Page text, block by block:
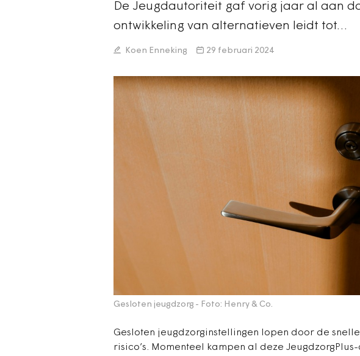
De Jeugdautoriteit gaf vorig jaar al aan
ontwikkeling van alternatieven leidt tot…
Koen Enneking 29 februari 2024
Gesloten jeugdzorg - Foto: Henry & Co.
Gesloten jeugdzorginstellingen lopen door de
risico’s. Momenteel kampen al deze